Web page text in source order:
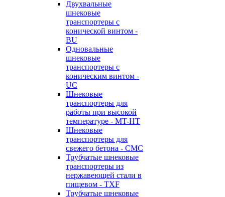
Двухвальные
шнековые
транспортеры с
конической винтом -
BU
Одновальные
шнековые
транспортеры с
коническим винтом -
UC
Шнековые
транспортеры для
работы при высокой
температуре - MT-HT
Шнековые
транспортеры для
свежего бетона - CMC
Трубчатые шнековые
транспортеры из
нержавеющей стали в
пищевом - TXF
Трубчатые шнековые